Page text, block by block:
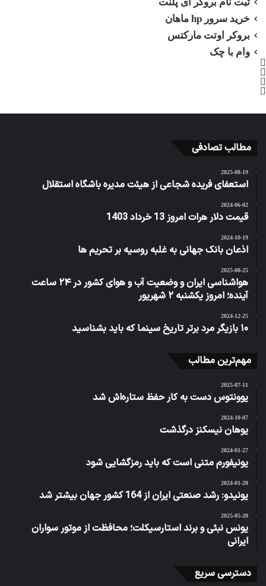
ثبت نام بروکر ای پلنت
خرید سرور hp ماهان
بروکر اوتت مارکتس
وام با چک
مطالب تصادفی
2025-08-19
استعفای فریده شجاعی از هیئت مدیره باشگاه استقلال
2024-06-02
قیمت دلار هرات امروز 13 خرداد 1403
2024-10-19
اذعان بانک جهانی به غلبه روسیه بر تحریم ها
2025-08-25
هواشناسی ایران و وضعیت آب و هوای کشور در ۲۴ ساعت
آینده؛ امروز یکشنبه ۲ شهریور
2024-12-25
۱۰ بازیگر مرد برتر تاریخ سینما که باید بشناسید
مهم‌ترین مطالب
2025-07-11
یوونتوس دست به کار حفظ ستاره‌اش شد
2024-10-07
یوهان نیسکنز درگذشت
2024-01-27
یونیفورم متنی است که باید رمزگشایی شود
2024-01-20
یونیدو: رشد صنعتی ایران از 164 کشور جهان بیشتر شد
2025-05-20
یونس نبئی و برند استارسیکلت؛ محافظت از موتور سواران
ایرانی
دسترسی سریع